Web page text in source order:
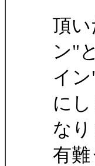
頂
ン"
イ
に
なり
有難